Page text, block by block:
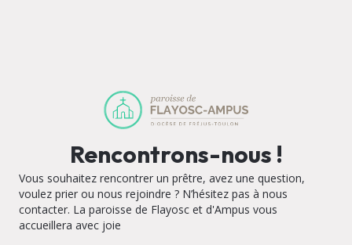
Rencontrons-nous !
Vous souhaitez rencontrer un prêtre, avez une question,
voulez prier ou nous rejoindre ? N’hésitez pas à nous
contacter. La paroisse de Flayosc et d'Ampus vous
accueillera avec joie